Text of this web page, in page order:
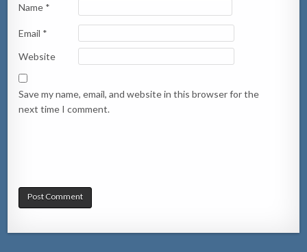
Name *
Email *
Website
Save my name, email, and website in this browser for the
next time I comment.